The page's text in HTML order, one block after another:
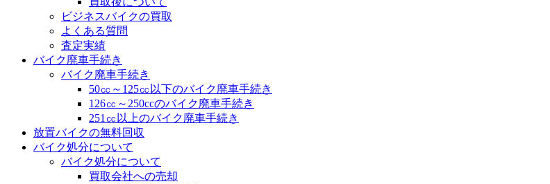
ビジネスバイクの買取
よくある質問
査定実績
バイク廃車手続き
バイク廃車手続き
50㏄～125㏄以下のバイク廃車手続き
126㏄～250ccのバイク廃車手続き
251㏄以上のバイク廃車手続き
放置バイクの無料回収
バイク処分について
バイク処分について
買取会社への売却